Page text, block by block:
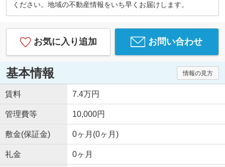
ください。地域の不動産情報をいち早くお届けします。
お気に入り追加 お問い合わせ
基本情報 情報の見方
賃料 7.4万円
管理費等 10,000円
敷金(保証金) 0ヶ月(0ヶ月)
礼金 0ヶ月